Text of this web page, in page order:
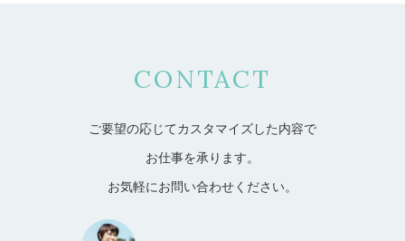
CONTACT
ご要望の応じてカスタマイズした内容で
お仕事を承ります。
お気軽にお問い合わせください。